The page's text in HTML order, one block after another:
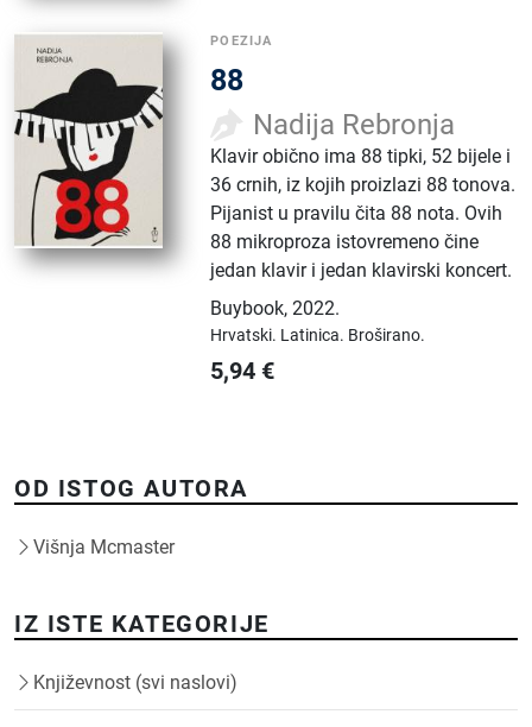
POEZIJA
88
Nadija Rebronja
Klavir obično ima 88 tipki, 52 bijele i
36 crnih, iz kojih proizlazi 88 tonova.
Pijanist u pravilu čita 88 nota. Ovih
88 mikroproza istovremeno čine
jedan klavir i jedan klavirski koncert.
Buybook,2022.
Hrvatski. Latinica. Broširano.
5,94 €
OD ISTOG AUTORA
Višnja Mcmaster
IZ ISTE KATEGORIJE
Književnost (svi naslovi)